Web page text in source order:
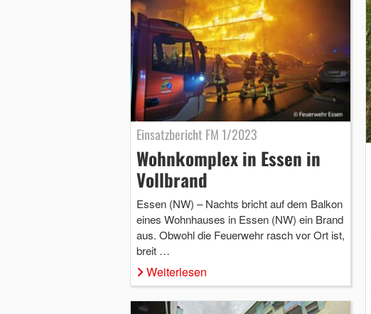
Einsatzbericht FM 1/2023
Wohnkomplex in Essen in
Vollbrand
Essen (NW) – Nachts bricht auf dem Balkon
eines Wohnhauses in Essen (NW) ein Brand
aus. Obwohl die Feuerwehr rasch vor Ort ist,
breit …
Weiterlesen